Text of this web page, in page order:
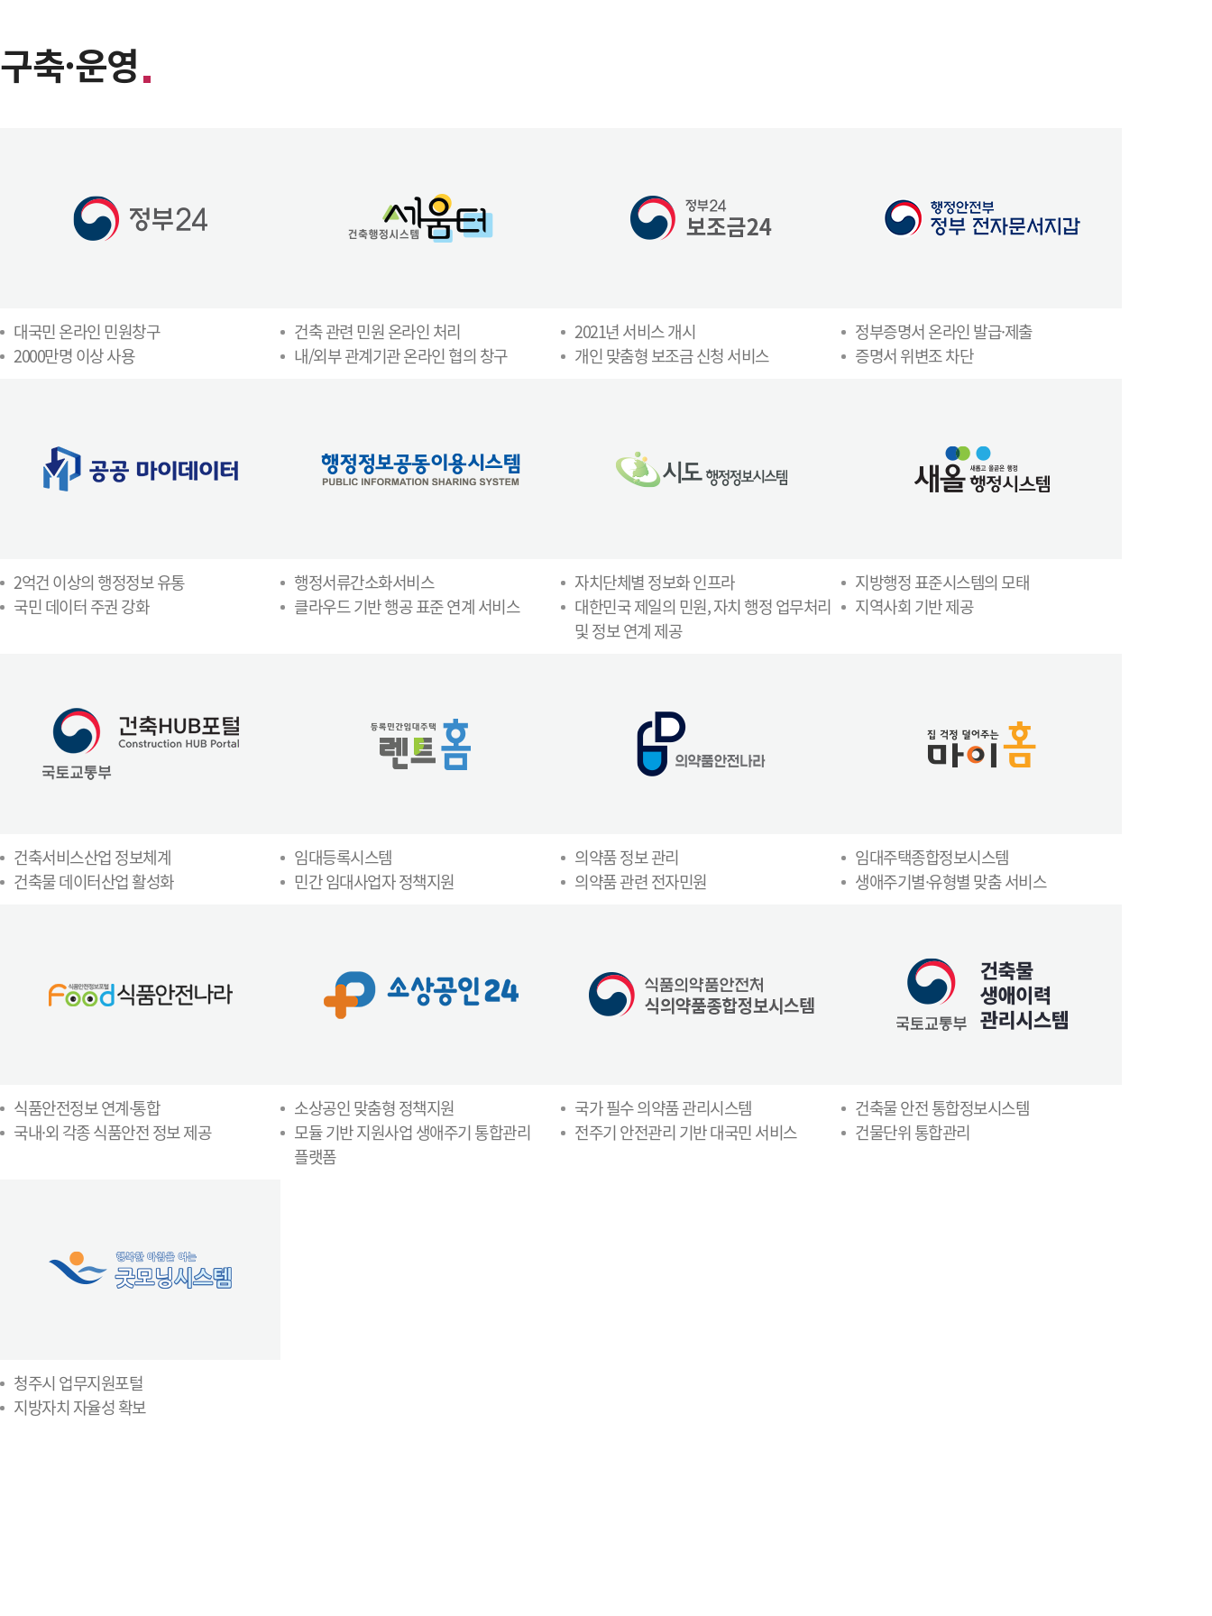
구축·운영
대국민 온라인 민원창구
2000만명 이상 사용
건축 관련 민원 온라인 처리
내/외부 관계기관 온라인 협의 창구
2021년 서비스 개시
개인 맞춤형 보조금 신청 서비스
정부증명서 온라인 발급·제출
증명서 위변조 차단
2억건 이상의 행정정보 유통
국민 데이터 주권 강화
행정서류간소화서비스
클라우드 기반 행공 표준 연계 서비스
자치단체별 정보화 인프라
대한민국 제일의 민원, 자치 행정 업무처리
및 정보 연계 제공
지방행정 표준시스템의 모태
지역사회 기반 제공
건축서비스산업 정보체계
건축물 데이터산업 활성화
임대등록시스템
민간 임대사업자 정책지원
의약품 정보 관리
의약품 관련 전자민원
임대주택종합정보시스템
생애주기별·유형별 맞춤 서비스
식품안전정보 연계·통합
국내·외 각종 식품안전 정보 제공
소상공인 맞춤형 정책지원
모듈 기반 지원사업 생애주기 통합관리
플랫폼
국가 필수 의약품 관리시스템
전주기 안전관리 기반 대국민 서비스
건축물 안전 통합정보시스템
건물단위 통합관리
청주시 업무지원포털
지방자치 자율성 확보